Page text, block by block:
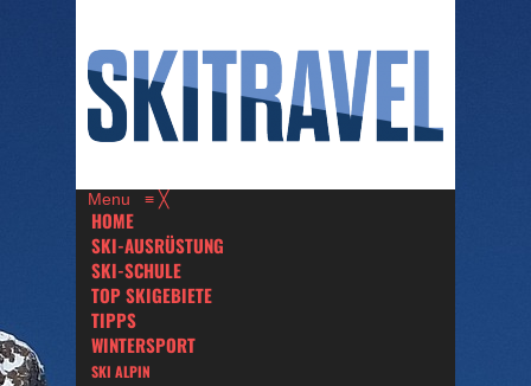
Menu ≡ ╳
HOME
SKI-AUSRÜSTUNG
SKI-SCHULE
TOP SKIGEBIETE
TIPPS
WINTERSPORT
SKI ALPIN